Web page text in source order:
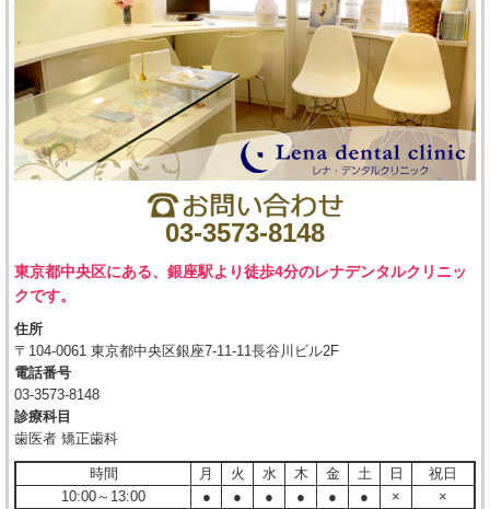
03-3573-8148
東京都中央区にある、銀座駅より徒歩4分のレナデンタルクリニッ
クです。
住所
〒104-0061 東京都中央区銀座7-11-11長谷川ビル2F
電話番号
03-3573-8148
診療科目
歯医者 矯正歯科
時間 月 火 水 木 金 土 日
祝日
10:00～13:00
● ● ● ● ● ● ×
×